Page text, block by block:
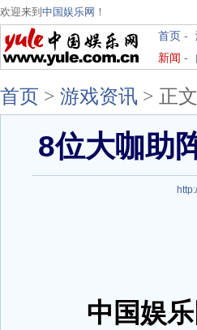
欢迎来到 中国娱乐网 ！
首页 -
新闻 -
首页 > 游戏资讯 > 正文
8位大咖助
中国娱